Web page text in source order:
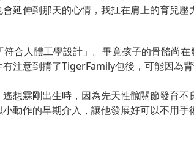
伸到那天的心情，我扛在肩上的育兒壓
合人體工學設計」。畢竟孩子的骨骼尚
注意到揹了TigerFamily包後，可能因為
想霖剛出生時，因為先天性髖關節發育
動作的早期介入，讓他發展好可以不用